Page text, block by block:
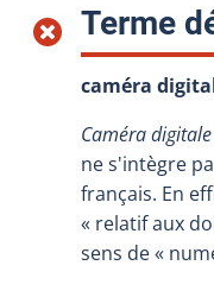
Terme
caméra
Caméra digitale
ne s'intègre
français. En
« relatif aux
sens de «